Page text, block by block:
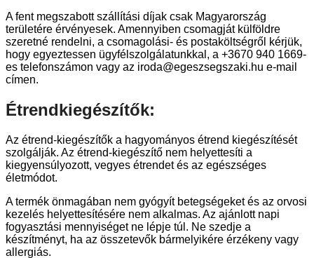
A fent megszabott szállítási díjak csak Magyarország
területére érvényesek. Amennyiben csomagját külföldre
szeretné rendelni, a csomagolási- és postaköltségről kérjük,
hogy egyeztessen ügyfélszolgálatunkkal, a +3670 940 1669-
es telefonszámon vagy az iroda@egeszsegszaki.hu e-mail
címen.
Étrendkiegészítők:
Az étrend-kiegészítők a hagyományos étrend kiegészítését
szolgálják. Az étrend-kiegészítő nem helyettesíti a
kiegyensúlyozott, vegyes étrendet és az egészséges
életmódot.
A termék önmagában nem gyógyít betegségeket és az orvosi
kezelés helyettesítésére nem alkalmas. Az ajánlott napi
fogyasztási mennyiséget ne lépje túl. Ne szedje a
készítményt, ha az összetevők bármelyikére érzékeny vagy
allergiás.